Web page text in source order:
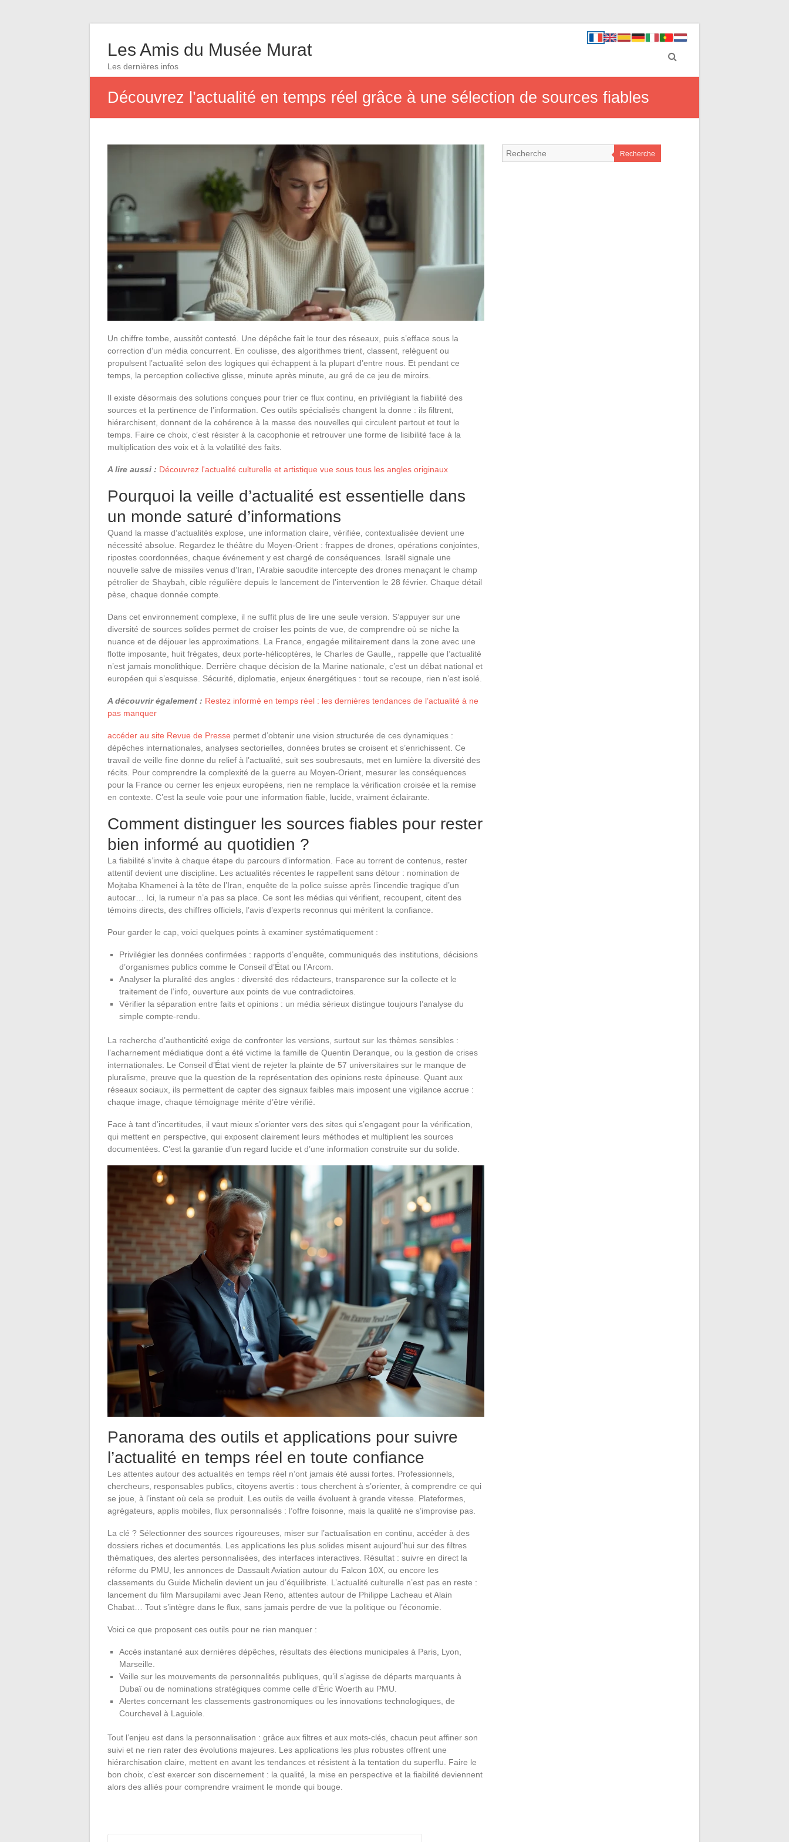
Les Amis du Musée Murat
Les dernières infos
Découvrez l’actualité en temps réel grâce à une sélection de sources fiables
Un chiffre tombe, aussitôt contesté. Une dépêche fait le tour des réseaux, puis s’efface sous la
correction d’un média concurrent. En coulisse, des algorithmes trient, classent, relèguent ou
propulsent l’actualité selon des logiques qui échappent à la plupart d’entre nous. Et pendant ce
temps, la perception collective glisse, minute après minute, au gré de ce jeu de miroirs.
Il existe désormais des solutions conçues pour trier ce flux continu, en privilégiant la fiabilité des
sources et la pertinence de l’information. Ces outils spécialisés changent la donne : ils filtrent,
hiérarchisent, donnent de la cohérence à la masse des nouvelles qui circulent partout et tout le
temps. Faire ce choix, c’est résister à la cacophonie et retrouver une forme de lisibilité face à la
multiplication des voix et à la volatilité des faits.
A lire aussi : Découvrez l'actualité culturelle et artistique vue sous tous les angles originaux
Pourquoi la veille d’actualité est essentielle dans
un monde saturé d’informations
Quand la masse d’actualités explose, une information claire, vérifiée, contextualisée devient une
nécessité absolue. Regardez le théâtre du Moyen-Orient : frappes de drones, opérations conjointes,
ripostes coordonnées, chaque événement y est chargé de conséquences. Israël signale une
nouvelle salve de missiles venus d’Iran, l’Arabie saoudite intercepte des drones menaçant le champ
pétrolier de Shaybah, cible régulière depuis le lancement de l’intervention le 28 février. Chaque détail
pèse, chaque donnée compte.
Dans cet environnement complexe, il ne suffit plus de lire une seule version. S’appuyer sur une
diversité de sources solides permet de croiser les points de vue, de comprendre où se niche la
nuance et de déjouer les approximations. La France, engagée militairement dans la zone avec une
flotte imposante, huit frégates, deux porte-hélicoptères, le Charles de Gaulle,, rappelle que l’actualité
n’est jamais monolithique. Derrière chaque décision de la Marine nationale, c’est un débat national et
européen qui s’esquisse. Sécurité, diplomatie, enjeux énergétiques : tout se recoupe, rien n’est isolé.
A découvrir également : Restez informé en temps réel : les dernières tendances de l’actualité à ne
pas manquer
accéder au site Revue de Presse permet d’obtenir une vision structurée de ces dynamiques :
dépêches internationales, analyses sectorielles, données brutes se croisent et s’enrichissent. Ce
travail de veille fine donne du relief à l’actualité, suit ses soubresauts, met en lumière la diversité des
récits. Pour comprendre la complexité de la guerre au Moyen-Orient, mesurer les conséquences
pour la France ou cerner les enjeux européens, rien ne remplace la vérification croisée et la remise
en contexte. C’est la seule voie pour une information fiable, lucide, vraiment éclairante.
Comment distinguer les sources fiables pour rester
bien informé au quotidien ?
La fiabilité s’invite à chaque étape du parcours d’information. Face au torrent de contenus, rester
attentif devient une discipline. Les actualités récentes le rappellent sans détour : nomination de
Mojtaba Khamenei à la tête de l’Iran, enquête de la police suisse après l’incendie tragique d’un
autocar… Ici, la rumeur n’a pas sa place. Ce sont les médias qui vérifient, recoupent, citent des
témoins directs, des chiffres officiels, l’avis d’experts reconnus qui méritent la confiance.
Pour garder le cap, voici quelques points à examiner systématiquement :
Privilégier les données confirmées : rapports d’enquête, communiqués des institutions, décisions
d’organismes publics comme le Conseil d’État ou l’Arcom.
Analyser la pluralité des angles : diversité des rédacteurs, transparence sur la collecte et le
traitement de l’info, ouverture aux points de vue contradictoires.
Vérifier la séparation entre faits et opinions : un média sérieux distingue toujours l’analyse du
simple compte-rendu.
La recherche d’authenticité exige de confronter les versions, surtout sur les thèmes sensibles :
l’acharnement médiatique dont a été victime la famille de Quentin Deranque, ou la gestion de crises
internationales. Le Conseil d’État vient de rejeter la plainte de 57 universitaires sur le manque de
pluralisme, preuve que la question de la représentation des opinions reste épineuse. Quant aux
réseaux sociaux, ils permettent de capter des signaux faibles mais imposent une vigilance accrue :
chaque image, chaque témoignage mérite d’être vérifié.
Face à tant d’incertitudes, il vaut mieux s’orienter vers des sites qui s’engagent pour la vérification,
qui mettent en perspective, qui exposent clairement leurs méthodes et multiplient les sources
documentées. C’est la garantie d’un regard lucide et d’une information construite sur du solide.
Panorama des outils et applications pour suivre
l’actualité en temps réel en toute confiance
Les attentes autour des actualités en temps réel n’ont jamais été aussi fortes. Professionnels,
chercheurs, responsables publics, citoyens avertis : tous cherchent à s’orienter, à comprendre ce qui
se joue, à l’instant où cela se produit. Les outils de veille évoluent à grande vitesse. Plateformes,
agrégateurs, applis mobiles, flux personnalisés : l’offre foisonne, mais la qualité ne s’improvise pas.
La clé ? Sélectionner des sources rigoureuses, miser sur l’actualisation en continu, accéder à des
dossiers riches et documentés. Les applications les plus solides misent aujourd’hui sur des filtres
thématiques, des alertes personnalisées, des interfaces interactives. Résultat : suivre en direct la
réforme du PMU, les annonces de Dassault Aviation autour du Falcon 10X, ou encore les
classements du Guide Michelin devient un jeu d’équilibriste. L’actualité culturelle n’est pas en reste :
lancement du film Marsupilami avec Jean Reno, attentes autour de Philippe Lacheau et Alain
Chabat… Tout s’intègre dans le flux, sans jamais perdre de vue la politique ou l’économie.
Voici ce que proposent ces outils pour ne rien manquer :
Accès instantané aux dernières dépêches, résultats des élections municipales à Paris, Lyon,
Marseille.
Veille sur les mouvements de personnalités publiques, qu’il s’agisse de départs marquants à
Dubaï ou de nominations stratégiques comme celle d’Éric Woerth au PMU.
Alertes concernant les classements gastronomiques ou les innovations technologiques, de
Courchevel à Laguiole.
Tout l’enjeu est dans la personnalisation : grâce aux filtres et aux mots-clés, chacun peut affiner son
suivi et ne rien rater des évolutions majeures. Les applications les plus robustes offrent une
hiérarchisation claire, mettent en avant les tendances et résistent à la tentation du superflu. Faire le
bon choix, c’est exercer son discernement : la qualité, la mise en perspective et la fiabilité deviennent
alors des alliés pour comprendre vraiment le monde qui bouge.
Recherche